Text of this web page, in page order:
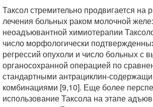
Таксол стремительно продвигается на
лечения больных раком молочной
неоадъювантной химиотерапии
число морфологически
регрессий опухоли и число больных с
органосохранной операцией по
стандартными антрациклин-
комбинациями [9,10]. Еще более
использование Таксола на этапе